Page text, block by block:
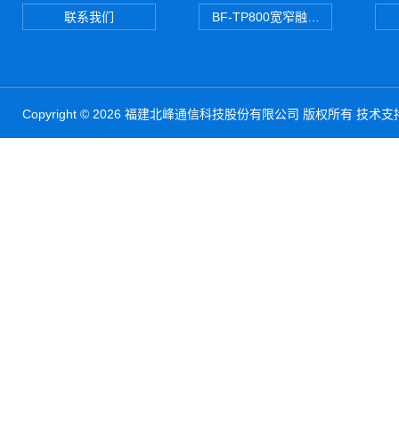
联系我们 BF-TP800宽窄融合对讲机
Copyright © 2026 福建北峰通信科技股份有限公司 版权所有 技术支